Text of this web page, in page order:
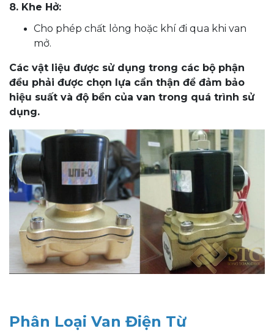
8. Khe Hở:
Cho phép chất lỏng hoặc khí đi qua khi van
mở.
Các vật liệu được sử dụng trong các bộ phận
đều phải được chọn lựa cẩn thận để đảm bảo
hiệu suất và độ bền của van trong quá trình sử
dụng.
Phân Loại Van Điện Từ